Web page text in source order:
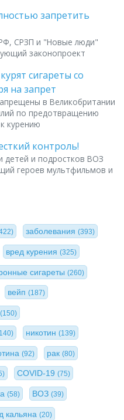
запретить
СРЗП и "Новые люди"
законопроект
сигареты со
на запрет
в Великобритании
по предотвращению
курению
контроль!
детей и подростков ВОЗ
героев мультфильмов и
заболевания (393)
вред курения (325)
сигареты(260)
вейп (187)
(150)
никотин (139)
(92) рак (80)
COVID-19 (75)
(58) ВОЗ (39)
кальяна (20)